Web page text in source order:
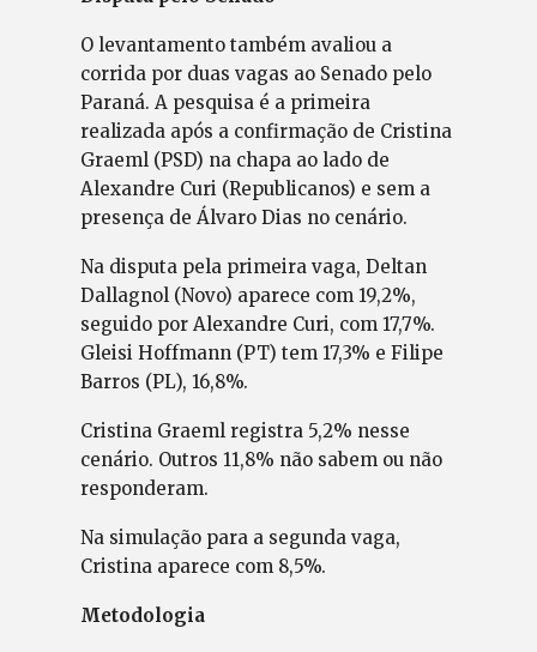
O levantamento também avaliou a
corrida por duas vagas ao Senado pelo
Paraná. A pesquisa é a primeira
realizada após a confirmação de Cristina
Graeml (PSD) na chapa ao lado de
Alexandre Curi (Republicanos) e sem a
presença de Álvaro Dias no cenário.
Na disputa pela primeira vaga, Deltan
Dallagnol (Novo) aparece com 19,2%,
seguido por Alexandre Curi, com 17,7%.
Gleisi Hoffmann (PT) tem 17,3% e Filipe
Barros (PL), 16,8%.
Cristina Graeml registra 5,2% nesse
cenário. Outros 11,8% não sabem ou não
responderam.
Na simulação para a segunda vaga,
Cristina aparece com 8,5%.
Metodologia